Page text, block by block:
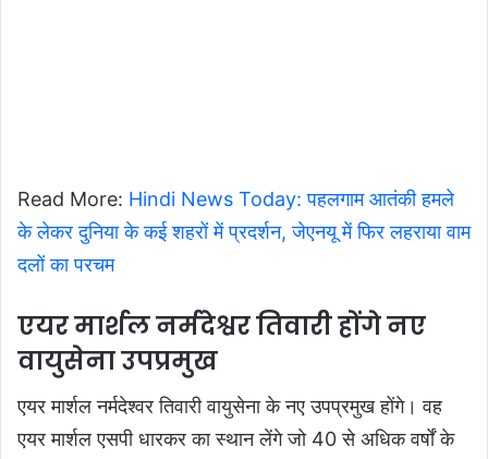
Read More: Hindi News Today: पहलगाम आतंकी हमले
के लेकर दुनिया के कई शहरों में प्रदर्शन, जेएनयू में फिर लहराया वाम
दलों का परचम
एयर मार्शल नर्मदेश्वर तिवारी होंगे नए
वायुसेना उपप्रमुख
एयर मार्शल नर्मदेश्वर तिवारी वायुसेना के नए उपप्रमुख होंगे। वह
एयर मार्शल एसपी धारकर का स्थान लेंगे जो 40 से अधिक वर्षों के